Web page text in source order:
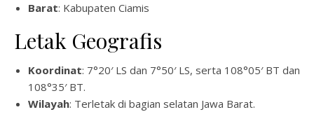
Barat: Kabupaten Ciamis
Letak Geografis
Koordinat: 7°20′ LS dan 7°50′ LS, serta 108°05′ BT dan
108°35′ BT.
Wilayah: Terletak di bagian selatan Jawa Barat.